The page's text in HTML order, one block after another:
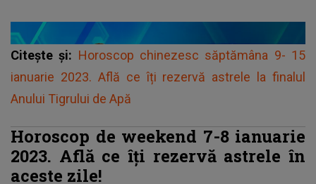
Citește și: Horoscop chinezesc săptămâna 9- 15
ianuarie 2023. Află ce îți rezervă astrele la finalul
Anului Tigrului de Apă
Horoscop de weekend 7-8 ianuarie
2023. Află ce îți rezervă astrele în
aceste zile!